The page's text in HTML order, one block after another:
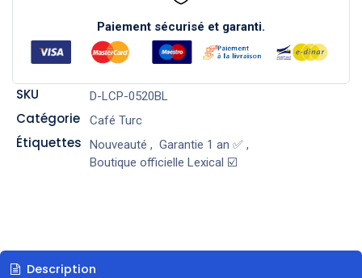
Paiement sécurisé et garanti.
SKU D-LCP-0520BL
Catégorie Café Turc
Étiquettes Nouveauté , Garantie 1 an ✅,
Boutique officielle Lexical ☑️
Description